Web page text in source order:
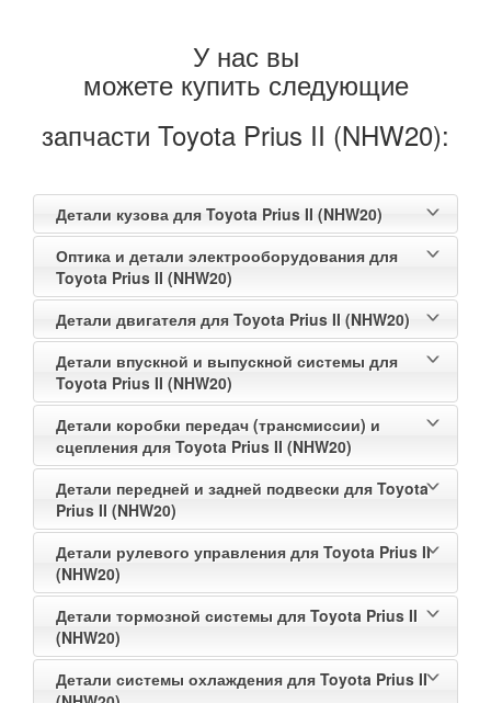
У нас вы
можете купить следующие
запчасти Toyota Prius II (NHW20):
Детали кузова для Toyota Prius II (NHW20)
Оптика и детали электрооборудования для
Toyota Prius II (NHW20)
Детали двигателя для Toyota Prius II (NHW20)
Детали впускной и выпускной системы для
Toyota Prius II (NHW20)
Детали коробки передач (трансмиссии) и
сцепления для Toyota Prius II (NHW20)
Детали передней и задней подвески для Toyota
Prius II (NHW20)
Детали рулевого управления для Toyota Prius II
(NHW20)
Детали тормозной системы для Toyota Prius II
(NHW20)
Детали системы охлаждения для Toyota Prius II